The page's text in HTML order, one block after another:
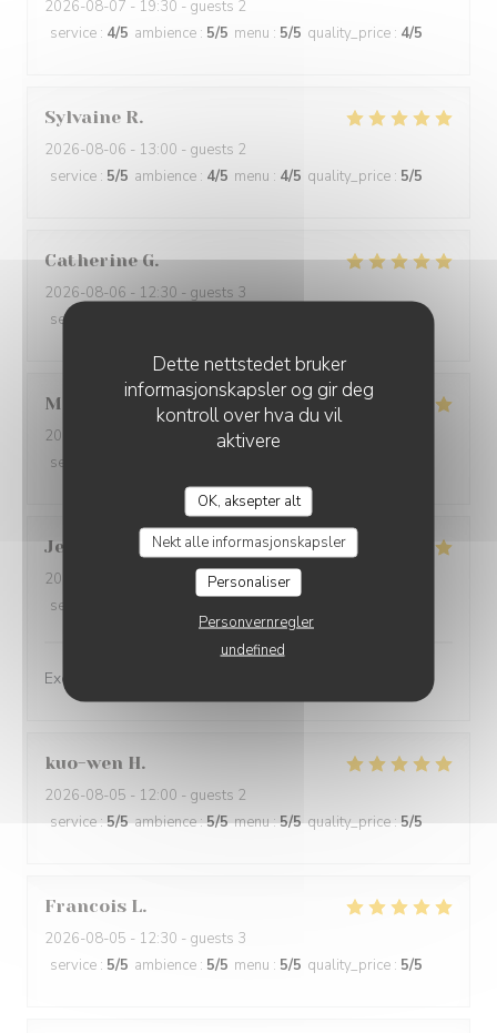
Dette nettstedet bruker
informasjonskapsler og gir deg
kontroll over hva du vil
aktivere
OK, aksepter alt
Nekt alle informasjonskapsler
Personaliser
Personvernregler
undefined
2026-08-07 - 19:30 - guests 2
service : 4/5 ambience : 5/5 menu : 5/5 quality_price : 4/5
Sylvaine R
2026-08-06 - 13:00 - guests 2
service : 5/5 ambience : 4/5 menu : 4/5 quality_price : 5/5
Catherine G
2026-08-06 - 12:30 - guests 3
service
Mag
2026-08-06
- 12:30 - guests 2
service
Jean-Yves
2026-08-05
- 20:00 - guests 2
service
Excellente cuisine, accueil chaleureux et attentif.
kuo-wen H
2026-08-05 - 12:00 - guests 2
service:5/5 ambience:5/5 menu:5/5 quality_price:5/5
Francois L
2026-08-05 - 12:30 - guests 3
service : 5/5 ambience : 5/5 menu : 5/5 quality_price : 5/5